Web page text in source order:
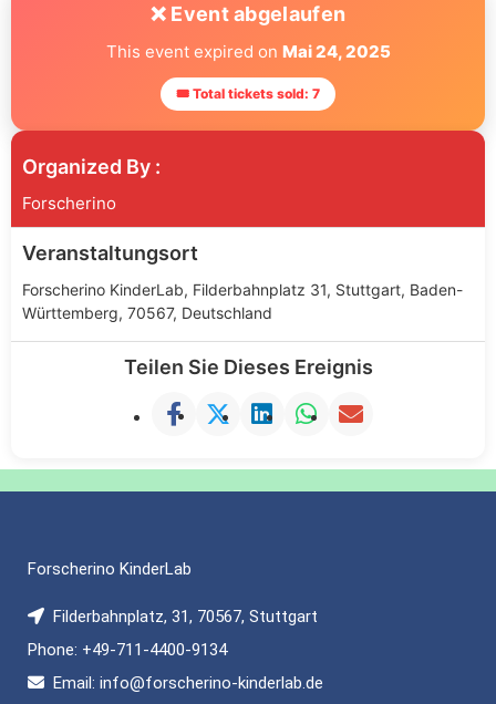
❌ Event abgelaufen
This event expired on Mai 24, 2025
🎟 Total tickets sold: 7
Organized By :
Forscherino
Veranstaltungsort
Forscherino KinderLab, Filderbahnplatz 31, Stuttgart, Baden-
Württemberg, 70567, Deutschland
Teilen Sie Dieses Ereignis
Forscherino KinderLab
Filderbahnplatz, 31, 70567, Stuttgart
Phone: +49-711-4400-9134
Email: info@forscherino-kinderlab.de